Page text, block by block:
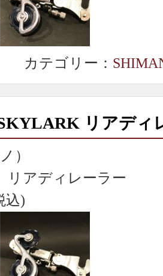
カテゴリー：
リアディ
）
アディレーラー
込)